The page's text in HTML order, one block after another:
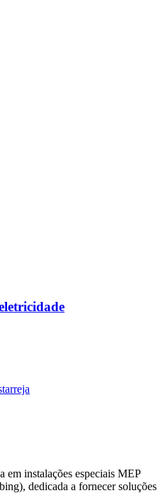
em instalações especiais MEP
dedicada a fornecer soluções